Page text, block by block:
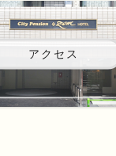
アクセス